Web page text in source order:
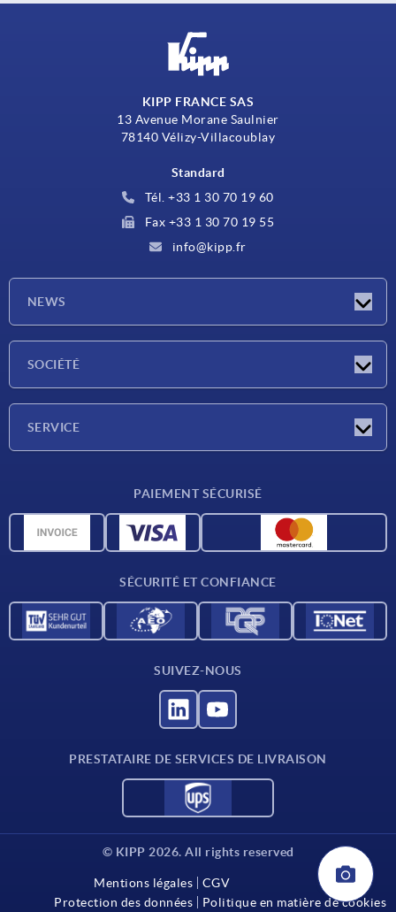
KIPP FRANCE SAS
13 Avenue Morane Saulnier
78140 Vélizy-Villacoublay
Standard
Tél. +33 1 30 70 19 60
Fax +33 1 30 70 19 55
info@kipp.fr
NEWS
SOCIÉTÉ
SERVICE
Données CAO
PAIEMENT SÉCURISÉ
SÉCURITÉ ET CONFIANCE
SUIVEZ-NOUS
PRESTATAIRE DE SERVICES DE LIVRAISON
© KIPP 2026. All rights reserved
Mentions légales
CGV
Protection des données
Politique en matière de cookies